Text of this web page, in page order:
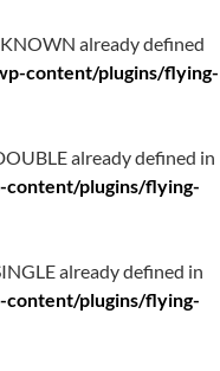
already defined
content/plugins/flying-
already defined in
plugins/flying-
already defined in
plugins/flying-